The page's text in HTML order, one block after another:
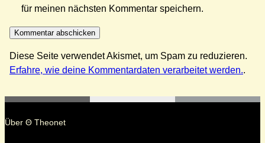
für meinen nächsten Kommentar speichern.
Diese Seite verwendet Akismet, um Spam zu reduzieren.
Erfahre, wie deine Kommentardaten verarbeitet werden..
Über Θ Theonet